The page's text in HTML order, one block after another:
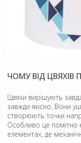
ЧОМУ ВІД
Цвяхи вирішують
завжди якісно. Вони
створюють точки
Особливо це помітно
елементах, де